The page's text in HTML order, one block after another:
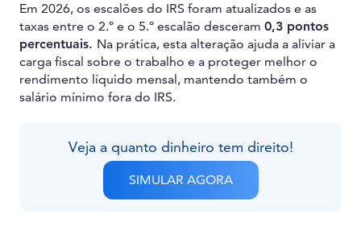
Em 2026, os escalões do IRS foram atualizados e as
taxas entre o 2.º e o 5.º escalão desceram 0,3 pontos
percentuais. Na prática, esta alteração ajuda a aliviar a
carga fiscal sobre o trabalho e a proteger melhor o
rendimento líquido mensal, mantendo também o
salário mínimo fora do IRS.
Veja a quanto dinheiro tem direito!
SIMULAR AGORA